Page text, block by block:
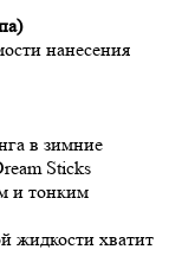
нанесения
в зимние
Sticks
и тонким
жидкости хватит